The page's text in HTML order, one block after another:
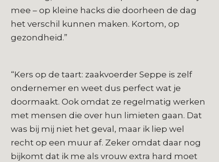
mee – op kleine hacks die doorheen de dag
het verschil kunnen maken. Kortom, op
gezondheid.”
“Kers op de taart: zaakvoerder Seppe is zelf
ondernemer en weet dus perfect wat je
doormaakt. Ook omdat ze regelmatig werken
met mensen die over hun limieten gaan. Dat
was bij mij niet het geval, maar ik liep wel
recht op een muur af. Zeker omdat daar nog
bijkomt dat ik me als vrouw extra hard moet